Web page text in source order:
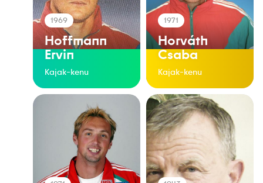
1969
Hoffmann
Ervin
Kajak-kenu
1971
Horváth
Csaba
Kajak-kenu